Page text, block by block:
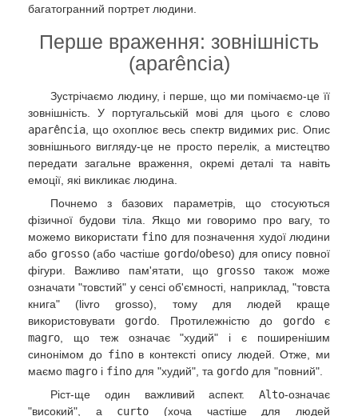
багатогранний портрет людини.
Перше враження: зовнішність
(aparência)
Зустрічаємо людину, і перше, що ми помічаємо-це її
зовнішність. У португальській мові для цього є слово
aparência , що охоплює весь спектр видимих рис. Опис
зовнішнього вигляду-це не просто перелік, а мистецтво
передати загальне враження, окремі деталі та навіть
емоції, які викликає людина.
Почнемо з базових параметрів, що стосуються
фізичної будови тіла. Якщо ми говоримо про вагу, то
можемо використати fino для позначення худої людини
або grosso(або частіше gordo/obeso) для опису повної
фігури. Важливо пам'ятати, що grosso також може
означати "товстий" у сенсі об'ємності, наприклад, "товста
книга" (livro grosso), тому для людей краще
використовувати gordo . Протилежністю до gordoє
magro , що теж означає "худий" і є поширенішим
синонімом до finoв контексті опису людей. Отже, ми
маємо magro і fino для "худий", та gordo для "повний".
Ріст-ще один важливий аспект. Alto-означає
"високий", а curto (хоча частіше для людей